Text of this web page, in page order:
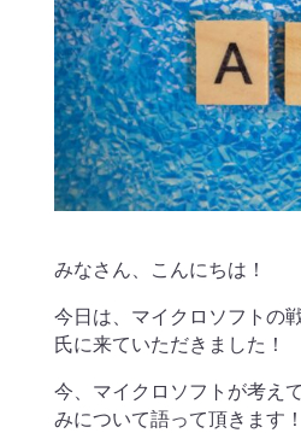
みなさん、こんにちは！
今日は、マイクロソフトの
氏に来ていただきました！
今、マイクロソフトが考え
みについて語って頂きます！